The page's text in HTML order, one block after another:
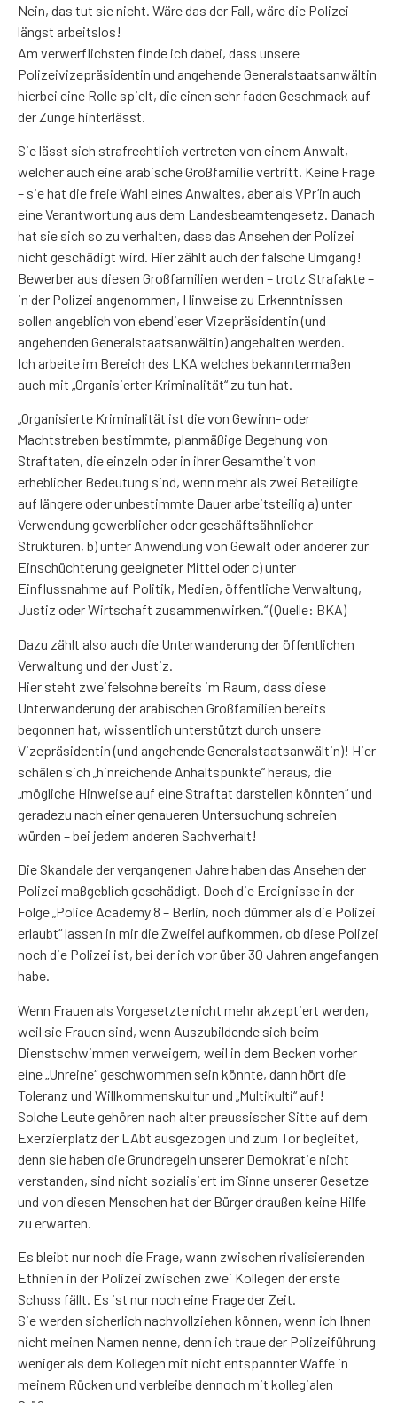
Nein, das tut sie nicht. Wäre das der Fall, wäre die Polizei
längst arbeitslos!
Am verwerflichsten finde ich dabei, dass unsere
Polizeivizepräsidentin und angehende Generalstaatsanwältin
hierbei eine Rolle spielt, die einen sehr faden Geschmack auf
der Zunge hinterlässt.
Sie lässt sich strafrechtlich vertreten von einem Anwalt,
welcher auch eine arabische Großfamilie vertritt. Keine Frage
– sie hat die freie Wahl eines Anwaltes, aber als VPr’in auch
eine Verantwortung aus dem Landesbeamtengesetz. Danach
hat sie sich so zu verhalten, dass das Ansehen der Polizei
nicht geschädigt wird. Hier zählt auch der falsche Umgang!
Bewerber aus diesen Großfamilien werden – trotz Strafakte –
in der Polizei angenommen, Hinweise zu Erkenntnissen
sollen angeblich von ebendieser Vizepräsidentin (und
angehenden Generalstaatsanwältin) angehalten werden.
Ich arbeite im Bereich des LKA welches bekanntermaßen
auch mit „Organisierter Kriminalität“ zu tun hat.
„Organisierte Kriminalität ist die von Gewinn- oder
Machtstreben bestimmte, planmäßige Begehung von
Straftaten, die einzeln oder in ihrer Gesamtheit von
erheblicher Bedeutung sind, wenn mehr als zwei Beteiligte
auf längere oder unbestimmte Dauer arbeitsteilig a) unter
Verwendung gewerblicher oder geschäftsähnlicher
Strukturen, b) unter Anwendung von Gewalt oder anderer zur
Einschüchterung geeigneter Mittel oder c) unter
Einflussnahme auf Politik, Medien, öffentliche Verwaltung,
Justiz oder Wirtschaft zusammenwirken.“ (Quelle: BKA)
Dazu zählt also auch die Unterwanderung der öffentlichen
Verwaltung und der Justiz.
Hier steht zweifelsohne bereits im Raum, dass diese
Unterwanderung der arabischen Großfamilien bereits
begonnen hat, wissentlich unterstützt durch unsere
Vizepräsidentin (und angehende Generalstaatsanwältin)! Hier
schälen sich „hinreichende Anhaltspunkte“ heraus, die
„mögliche Hinweise auf eine Straftat darstellen könnten“ und
geradezu nach einer genaueren Untersuchung schreien
würden – bei jedem anderen Sachverhalt!
Die Skandale der vergangenen Jahre haben das Ansehen der
Polizei maßgeblich geschädigt. Doch die Ereignisse in der
Folge „Police Academy 8 – Berlin, noch dümmer als die Polizei
erlaubt“ lassen in mir die Zweifel aufkommen, ob diese Polizei
noch die Polizei ist, bei der ich vor über 30 Jahren angefangen
habe.
Wenn Frauen als Vorgesetzte nicht mehr akzeptiert werden,
weil sie Frauen sind, wenn Auszubildende sich beim
Dienstschwimmen verweigern, weil in dem Becken vorher
eine „Unreine“ geschwommen sein könnte, dann hört die
Toleranz und Willkommenskultur und „Multikulti“ auf!
Solche Leute gehören nach alter preussischer Sitte auf dem
Exerzierplatz der LAbt ausgezogen und zum Tor begleitet,
denn sie haben die Grundregeln unserer Demokratie nicht
verstanden, sind nicht sozialisiert im Sinne unserer Gesetze
und von diesen Menschen hat der Bürger draußen keine Hilfe
zu erwarten.
Es bleibt nur noch die Frage, wann zwischen rivalisierenden
Ethnien in der Polizei zwischen zwei Kollegen der erste
Schuss fällt. Es ist nur noch eine Frage der Zeit.
Sie werden sicherlich nachvollziehen können, wenn ich Ihnen
nicht meinen Namen nenne, denn ich traue der Polizeiführung
weniger als dem Kollegen mit nicht entspannter Waffe in
meinem Rücken und verbleibe dennoch mit kollegialen